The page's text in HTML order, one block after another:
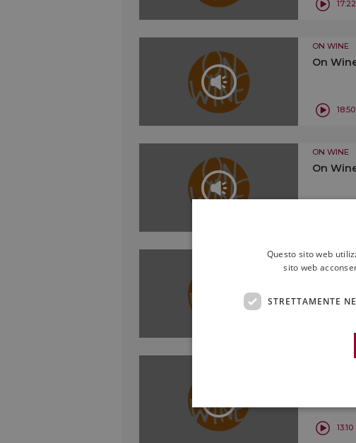
17:22
ON WINE
On
18:50
ON WINE
On
ON WINE
On
On
13:10
Questo sito web
sito web
STRETTAMENTE